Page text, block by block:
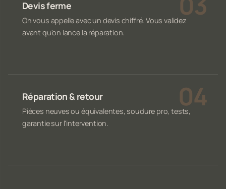
Devis ferme
On vous appelle avec un devis chiffré. Vous validez
avant qu'on lance la réparation.
Réparation & retour
Pièces neuves ou équivalentes, soudure pro, tests,
garantie sur l'intervention.